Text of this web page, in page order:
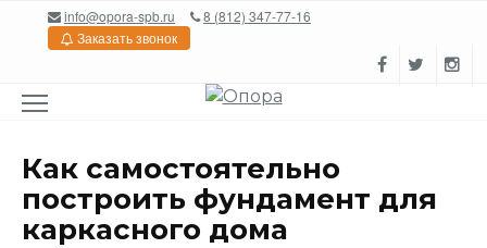
Перейтиinfo@opora-spb.ru
8 (812) 347-77-16
Заказать звонок
Как самостоятельно
построить фундамент для
каркасного дома